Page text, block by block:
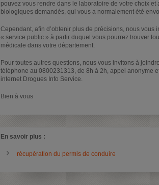
pouvez vous rendre dans le laboratoire de votre choix
biologiques demandés, qui vous a normalement été
Cependant, afin d’obtenir plus de précisions, nous
« service public » à partir duquel vous pourrez trouver
médicale dans votre département.
Pour toutes autres questions, nous vous invitons à
téléphone au 0800231313, de 8h à 2h, appel anonyme
internet Drogues Info Service.
Bien à vous
En savoir plus :
récupération du permis de conduire